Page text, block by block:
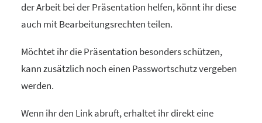
der Arbeit bei der Präsentation helfen, könnt ihr diese
auch mit Bearbeitungsrechten teilen.
Möchtet ihr die Präsentation besonders schützen,
kann zusätzlich noch einen Passwortschutz vergeben
werden.
Wenn ihr den Link abruft, erhaltet ihr direkt eine